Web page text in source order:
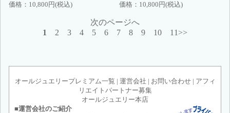
価格： 10,800円(税込) 価格： 10,800円(税込)
次のページへ
1
2 3 4 5 6 7 8 9 10 11>>
オールジュエリープレミアム一覧 | 運営会社 | お問い合わせ| アフィ
リエイトパートナー募集
オールジュエリー本店
■運営会社のご紹介